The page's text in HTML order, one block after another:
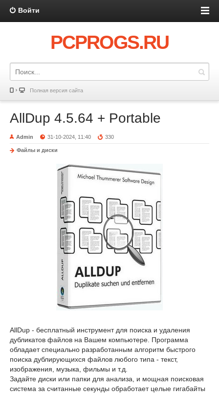
Войти
PCPROGS.RU
Полная версия сайта
AllDup 4.5.64 + Portable
Admin 31-10-2024, 11:40 330
Файлы и диски
AllDup - бесплатный инструмент для поиска и удаления
дубликатов файлов на Вашем компьютере. Программа
обладает специально разработанным алгоритм быстрого
поиска дублирующихся файлов любого типа - текст,
изображения, музыка, фильмы и т.д.
Задайте диски или папки для анализа, и мощная поисковая
система за считанные секунды обработает целые гигабайты